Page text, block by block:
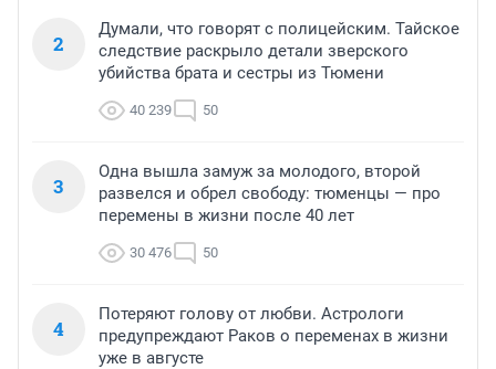
2
Думали, что говорят с полицейским. Тайское
следствие раскрыло детали зверского
убийства брата и сестры из Тюмени
40 239 50
3
Одна вышла замуж за молодого, второй
развелся и обрел свободу: тюменцы — про
перемены в жизни после 40 лет
30 476 50
4
Потеряют голову от любви. Астрологи
предупреждают Раков о переменах в жизни
уже в августе